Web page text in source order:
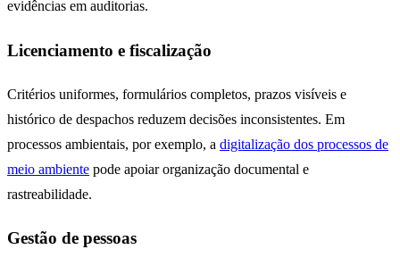
evidências em auditorias.
Licenciamento e fiscalização
Critérios uniformes, formulários completos, prazos visíveis e
histórico de despachos reduzem decisões inconsistentes. Em
processos ambientais, por exemplo, a digitalização dos processos de
meio ambiente pode apoiar organização documental e
rastreabilidade.
Gestão de pessoas